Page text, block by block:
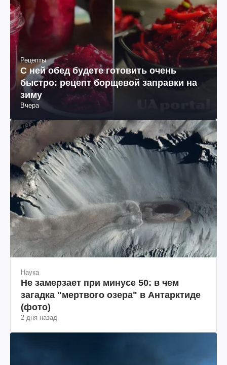
Рецепты
С ней обед будете готовить очень
быстро: рецепт борщевой заправки на
зиму
Вчера
Наука
Не замерзает при минусе 50: в чем
загадка "мертвого озера" в Антарктиде
(фото)
2 дня назад